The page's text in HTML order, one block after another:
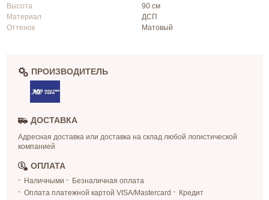
Высота
90 см
Материал
ДСП
Оттенок
Матовый
ПРОИЗВОДИТЕЛЬ
ДОСТАВКА
Адресная доставка или доставка на склад любой логистической
компанией
ОПЛАТА
Наличными
Безналичная оплата
Оплата платежной картой VISA/Mastercard
Кредит